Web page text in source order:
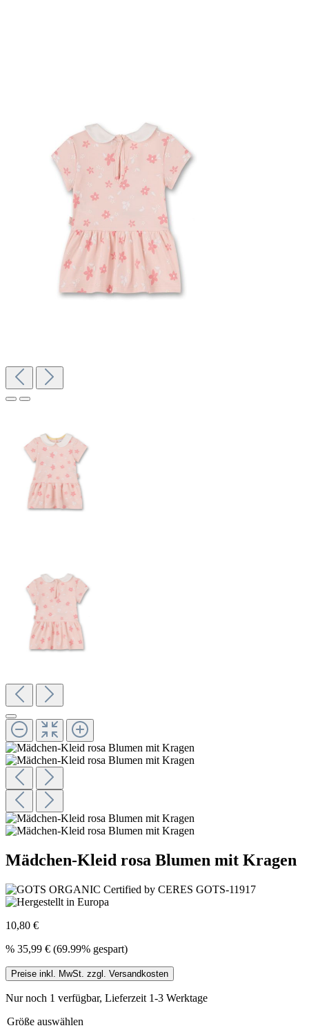
Mädchen-Kleid rosa Blumen mit Kragen
10,80 €
% 35,99 € (69.99% gespart)
Preise inkl. MwSt. zzgl. Versandkosten
Nur noch 1 verfügbar, Lieferzeit 1-3 Werktage
Größe auswählen